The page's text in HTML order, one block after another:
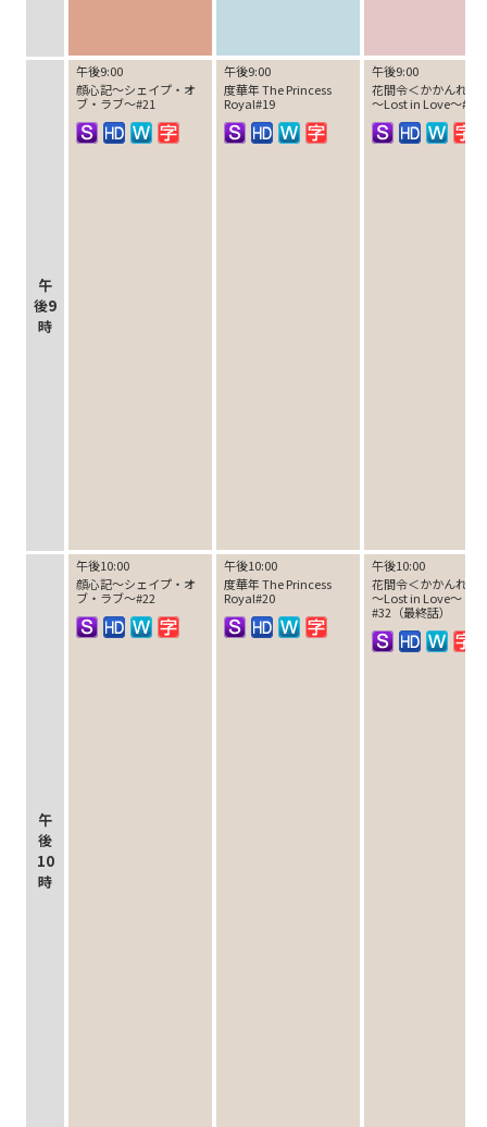
午
後9
時
午後9:00
顔心記～シェイプ・オ
ブ・ラブ～#21
午後9:00
度華年 The Princess
Royal#19
午後9:00
花間令＜かかんれい
～Lost in Love～#31
午
後
10
時
午後10:00
顔心記～シェイプ・オ
ブ・ラブ～#22
午後10:00
度華年 The Princess
Royal#20
午後10:00
花間令＜かかんれい
～Lost in Love～
#32（最終話）